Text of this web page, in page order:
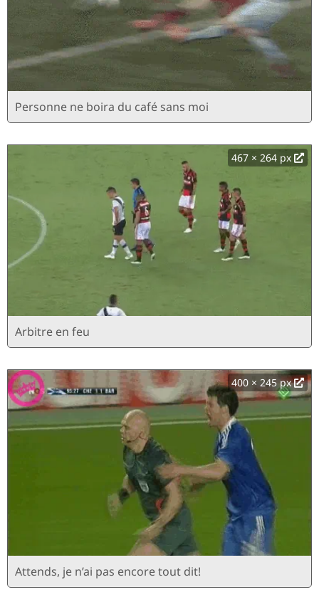
Personne ne boira du café sans moi
467 × 264 px
Arbitre en feu
400 × 245 px
Attends, je n’ai pas encore tout dit!